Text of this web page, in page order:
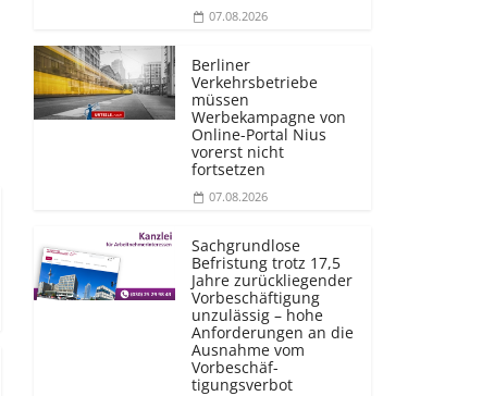
07.08.2026
Berliner
Verkehrsbetriebe
müssen
Werbekampagne von
Online-Portal Nius
vorerst nicht
fortsetzen
07.08.2026
Sachgrundlose
Befristung trotz 17,5
Jahre zurückliegender
Vorbeschäftigung
unzulässig – hohe
Anforderungen an die
Ausnahme vom
Vorbeschäf­
tigungsverbot